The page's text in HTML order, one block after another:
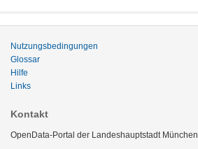
Nutzungsbedingungen
Glossar
Hilfe
Links
Kontakt
OpenData-Portal der Landeshauptstadt München